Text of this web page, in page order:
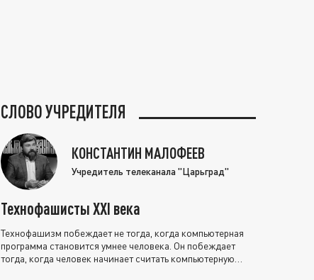
СЛОВО УЧРЕДИТЕЛЯ
КОНСТАНТИН МАЛОФЕЕВ
Учредитель телеканала "Царьград"
Технофашисты XXI века
Технофашизм побеждает не тогда, когда компьютерная
программа становится умнее человека. Он побеждает
тогда, когда человек начинает считать компьютерную